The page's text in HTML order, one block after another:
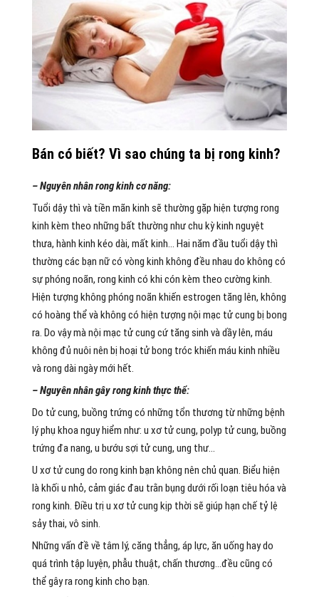
Bán có biết? Vì sao chúng ta bị rong kinh?
– Nguyên nhân rong kinh cơ năng:
Tuổi dậy thì và tiền mãn kinh sẽ thường gặp hiện tượng rong
kinh kèm theo những bất thường như chu kỳ kinh nguyệt
thưa, hành kinh kéo dài, mất kinh… Hai năm đầu tuổi dậy thì
thường các bạn nữ có vòng kinh không đều nhau do không có
sự phóng noãn, rong kinh có khi cón kèm theo cường kinh.
Hiện tượng không phóng noãn khiến estrogen tăng lên, không
có hoàng thể và không có hiện tượng nội mạc tử cung bị bong
ra. Do vậy mà nội mạc tử cung cứ tăng sinh và dầy lên, máu
không đủ nuôi nên bị hoại tử bong tróc khiến máu kinh nhiều
và rong dài ngày mới hết.
– Nguyên nhân gây rong kinh thực thể:
Do tử cung, buồng trứng có những tổn thương từ những bệnh
lý phụ khoa nguy hiểm như: u xơ tử cung, polyp tử cung, buồng
trứng đa nang, u bướu sợi tử cung, ung thư…
U xơ tử cung do rong kinh bạn không nên chủ quan. Biểu hiện
là khối u nhỏ, cảm giác đau trằn bụng dưới rối loạn tiêu hóa và
rong kinh. Điều trị u xơ tử cung kịp thời sẽ giúp hạn chế tỷ lệ
sảy thai, vô sinh.
Những vấn đề về tâm lý, căng thẳng, áp lực, ăn uống hay do
quá trình tập luyện, phẫu thuật, chấn thương…đều cũng có
thể gây ra rong kinh cho bạn.